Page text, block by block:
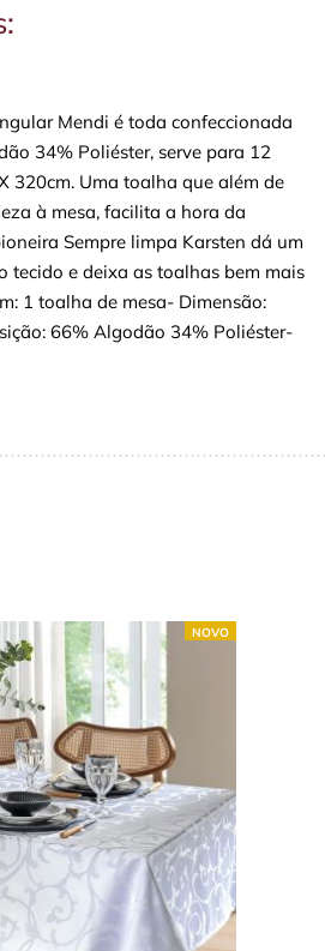
Mendi é toda confeccionada
34% Poliéster, serve para 12
320cm. Uma toalha que além de
à mesa, facilita a hora da
Sempre limpa Karsten dá um
tecido e deixa as toalhas bem mais
1 toalha de mesa- Dimensão:
66% Algodão 34% Poliéster-
NOVO